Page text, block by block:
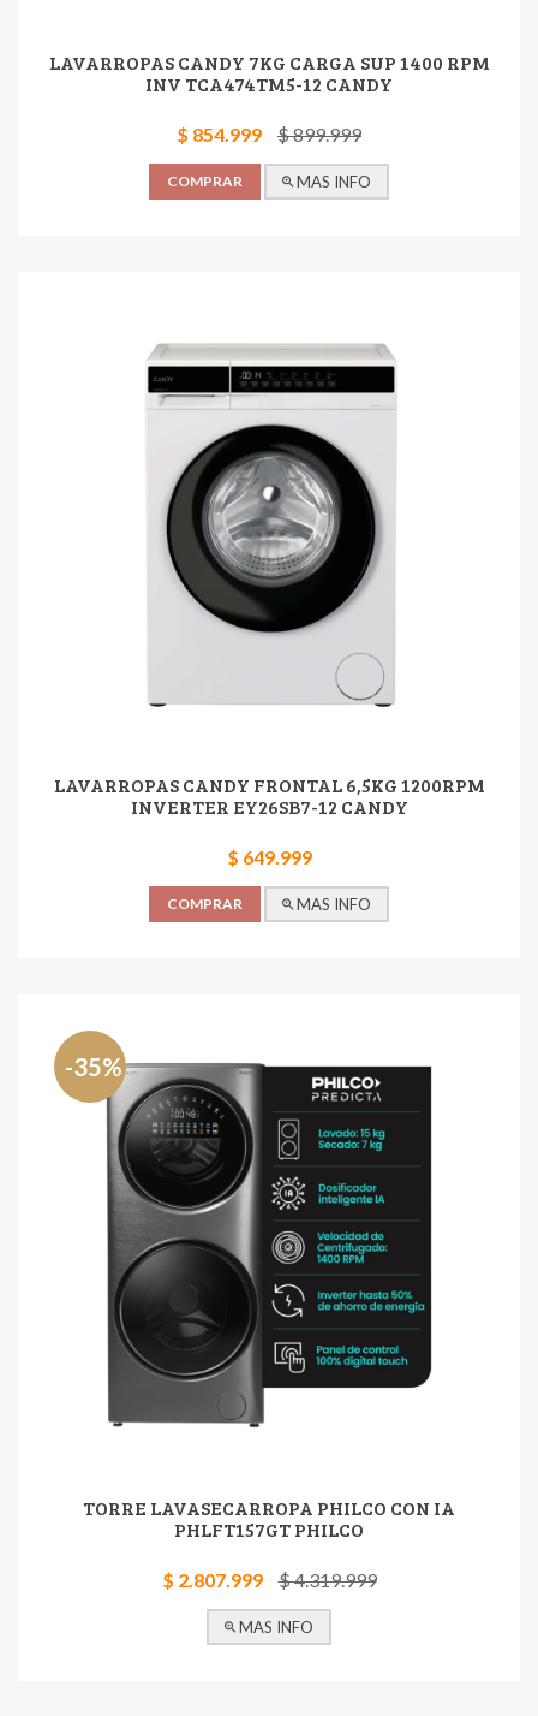
LAVARROPAS CANDY 7KG CARGA SUP 1400 RPM
INV TCA474TM5-12 CANDY
$ 854.999 $ 899.999
COMPRAR MAS INFO
LAVARROPAS CANDY FRONTAL 6,5KG 1200RPM
INVERTER EY26SB7-12 CANDY
$ 649.999
COMPRAR MAS INFO
-35%
TORRE LAVASECARROPA PHILCO CON IA
PHLFT157GT PHILCO
$ 2.807.999 $ 4.319.999
MAS INFO